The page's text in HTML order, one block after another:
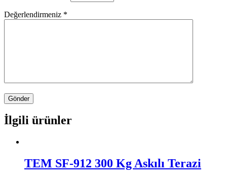
Değerlendirmeniz *
İlgili ürünler
TEM SF-912 300 Kg Askılı Terazi